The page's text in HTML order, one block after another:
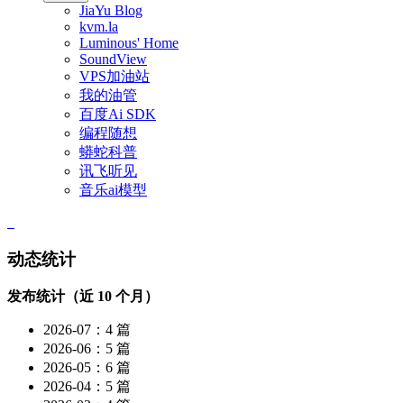
JiaYu Blog
kvm.la
Luminous' Home
SoundView
VPS加油站
我的油管
百度Ai SDK
编程随想
蟒蛇科普
讯飞听见
音乐ai模型
动态统计
发布统计（近 10 个月）
2026-07：4 篇
2026-06：5 篇
2026-05：6 篇
2026-04：5 篇